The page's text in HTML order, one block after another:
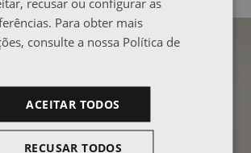
Para obter mais
consulte a nossa Política de
ACEITAR TODOS
RECUSAR TODOS